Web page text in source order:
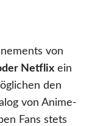
von
Netflix ein
den
von Anime-
Fans stets